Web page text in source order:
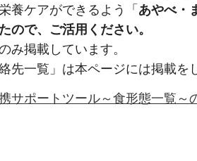
養ケアができるよう「 あやべ・
ので、ご活用ください。
み掲載しています。
先一覧」は本ページには掲載を
ポートツール～食形態一覧～